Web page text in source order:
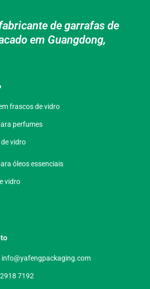
de garrafas de
em Guangdong,
frascos de vidro
perfumes
vidro
óleos essenciais
vidro
info@yafengpackaging.com
7192